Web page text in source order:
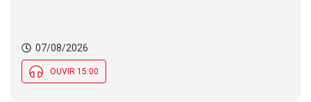
07/08/2026
OUVIR 15:00